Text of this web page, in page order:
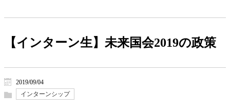
【インターン生】未来国会2019の政策
2019/09/04
インターンシップ